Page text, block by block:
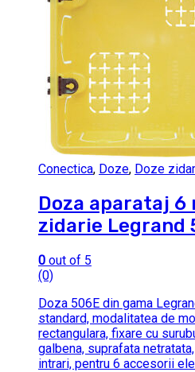
Conectica, Doze, Doze
Doza aparataj 6
zidarie Legrand
0 out of 5
(0)
Doza 506E din gama
standard, modalitatea de
rectangulara, fixare cu
galbena, suprafata
intrari, pentru 6 accesorii